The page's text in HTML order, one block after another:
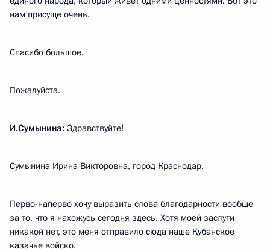
нам присуще очень.
Спасибо большое.
Пожалуйста.
И.Сумынина: Здравствуйте!
Сумынина Ирина Викторовна, город Краснодар.
Перво-наперво хочу выразить слова благодарности вообще
за то, что я нахожусь сегодня здесь. Хотя моей заслуги
никакой нет, это меня отправило сюда наше Кубанское
казачье войско.